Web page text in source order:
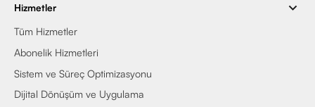
Hizmetler
Tüm Hizmetler
Abonelik Hizmetleri
Sistem ve Süreç Optimizasyonu
Dijital Dönüşüm ve Uygulama